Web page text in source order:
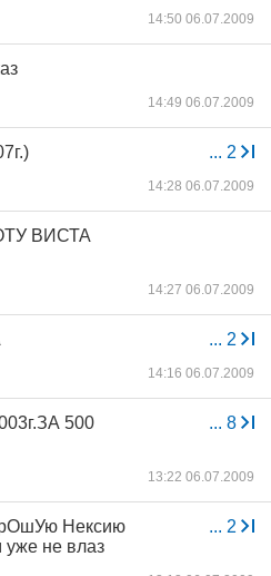
14:50 06.07.2009
14:49 06.07.2009
... 2
14:28 06.07.2009
ВИСТА
14:27 06.07.2009
... 2
14:16 06.07.2009
... 8
500
13:22 06.07.2009
... 2
Нексию
уже не влаз